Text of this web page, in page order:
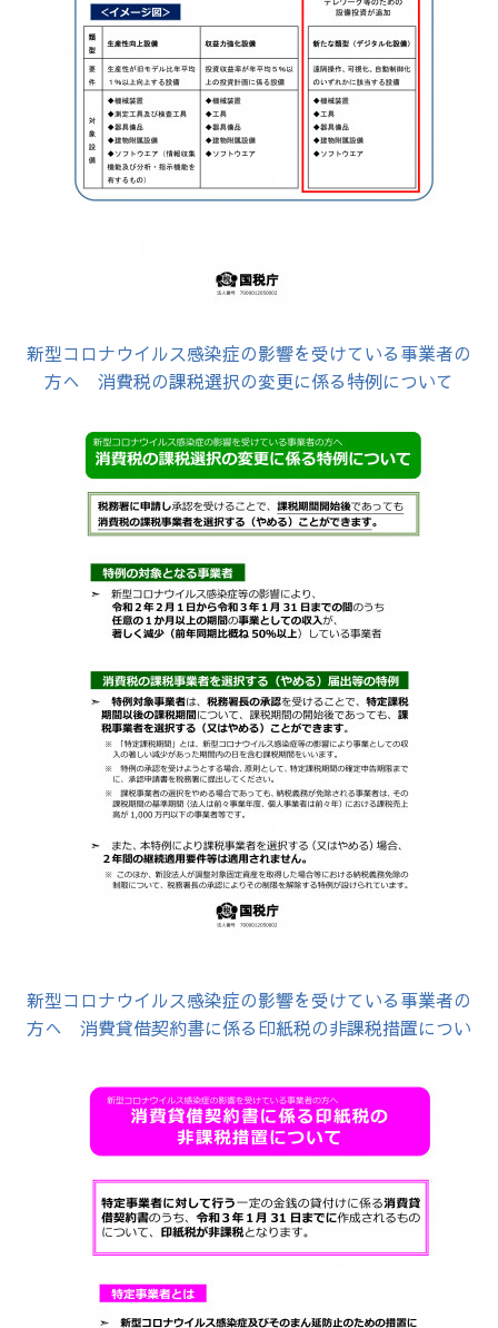
新型コロナウイルス感染症の影響を受けている事業者の
方へ 消費税の課税選択の変更に係る特例について
新型コロナウイルス感染症の影響を受けている事業者の
方へ 消費貸借契約書に係る印紙税の非課税措置につい